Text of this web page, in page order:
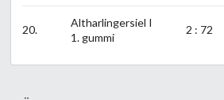
20.
Altharlingersiel I
1. gummi
2 : 72